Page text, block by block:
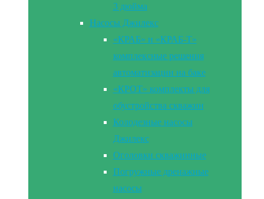
3 дюйма
Насосы Джилекс
«КРАБ» и «КРАБ-Т»
комплексные решения
автоматизации на баке
«КРОТ» комплекты для
обустройства скважин
Колодезные насосы
Джилекс
Оголовки скважинные
Погружные дренажные
насосы